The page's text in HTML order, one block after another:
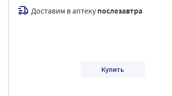
Доставим в аптеку послезавтра
Купить